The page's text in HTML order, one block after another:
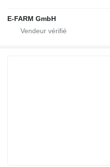
E-FARM GmbH